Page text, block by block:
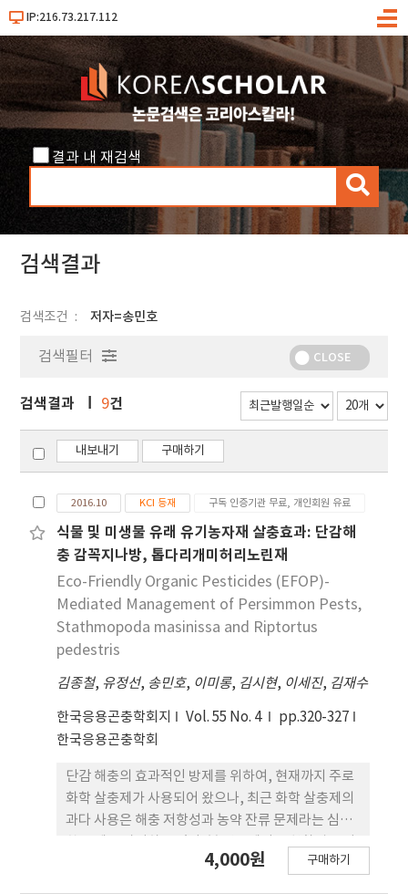
IP:216.73.217.112
메
결과 내 재검색
검
색
검색결과
검색조건 저자=송민호
검색필터 CLOSE
검색결과 9건
내보내기 구매하기
2016.10 KCI 등재 구독 인증기관 무료, 개인회원 유료
식물 및 미생물 유래 유기농자재 살충효과: 단감해
충 감꼭지나방, 톱다리개미허리노린재
Eco-Friendly Organic Pesticides (EFOP)-
Mediated Management of Persimmon Pests,
Stathmopoda masinissa and Riptortus
pedestris
김종철, 유정선, 송민호, 이미롱, 김시현, 이세진, 김재수
한국응용곤충학회지 Vol. 55 No. 4
pp.320-327
한국응용곤충학회
단감 해충의 효과적인 방제를 위하여, 현재까지 주로
화학 살충제가 사용되어 왔으나, 최근 화학 살충제의
과다 사용은 해충 저항성과 농약 잔류 문제라는 심각
농자재 (Eco-Friendly Organic Pesticides;
4,000원 구매하기